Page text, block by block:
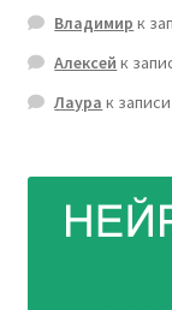
Владимир к
Алексей к
Лаура к